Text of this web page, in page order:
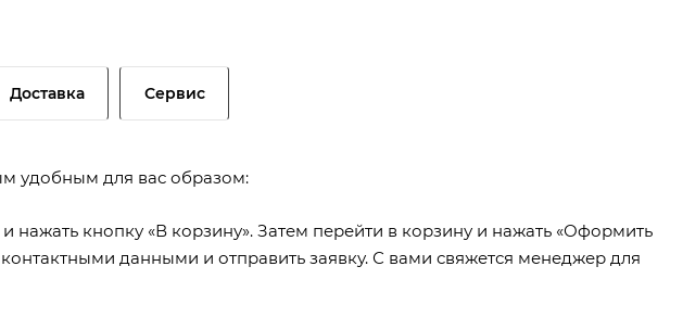
Доставка Сервис
удобным для вас образом:
нажать кнопку «В корзину». Затем перейти в корзину и нажать «Оформить
данными и отправить заявку. С вами свяжется менеджер для